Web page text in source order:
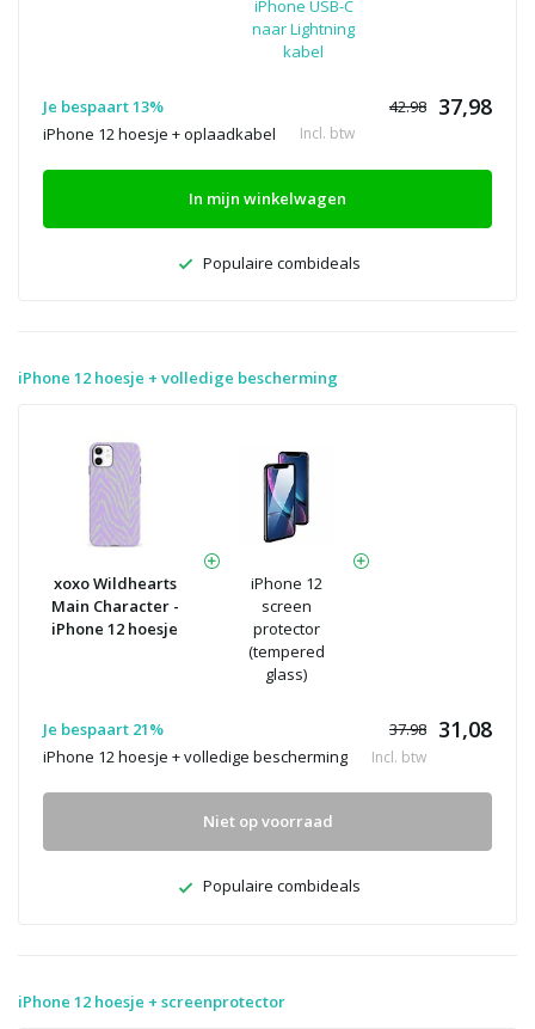
iPhone USB-C
naar Lightning
kabel
Je bespaart 13% 42.98 37,98
iPhone 12 hoesje + oplaadkabel Incl. btw
In mijn winkelwagen
Populaire combideals
iPhone 12 hoesje + volledige bescherming
xoxo Wildhearts
Main Character -
iPhone 12 hoesje
iPhone 12
screen
protector
(tempered
glass)
Je bespaart 21% 37.98 31,08
iPhone 12 hoesje + volledige bescherming Incl. btw
Niet op voorraad
Populaire combideals
iPhone 12 hoesje + screenprotector